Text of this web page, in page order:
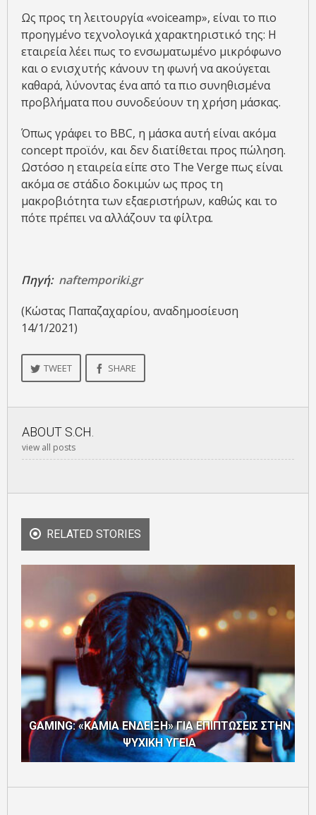
Ως προς τη λειτουργία «voiceamp», είναι το πιο
προηγμένο τεχνολογικά χαρακτηριστικό της: Η
εταιρεία λέει πως το ενσωματωμένο μικρόφωνο
και ο ενισχυτής κάνουν τη φωνή να ακούγεται
καθαρά, λύνοντας ένα από τα πιο συνηθισμένα
προβλήματα που συνοδεύουν τη χρήση μάσκας.
Όπως γράφει το BBC, η μάσκα αυτή είναι ακόμα
concept προϊόν, και δεν διατίθεται προς πώληση.
Ωστόσο η εταιρεία είπε στο The Verge πως είναι
ακόμα σε στάδιο δοκιμών ως προς τη
μακροβιότητα των εξαεριστήρων, καθώς και το
πότε πρέπει να αλλάζουν τα φίλτρα.
Πηγή: naftemporiki.gr
(Κώστας Παπαζαχαρίου, αναδημοσίευση
14/1/2021)
TWEET SHARE
ABOUT S.CH.
view all posts
RELATED STORIES
GAMING: «ΚΑΜΙΑ ΕΝΔΕΙΞΗ» ΓΙΑ ΕΠΙΠΤΩΣΕΙΣ ΣΤΗΝ
ΨΥΧΙΚΗ ΥΓΕΙΑ